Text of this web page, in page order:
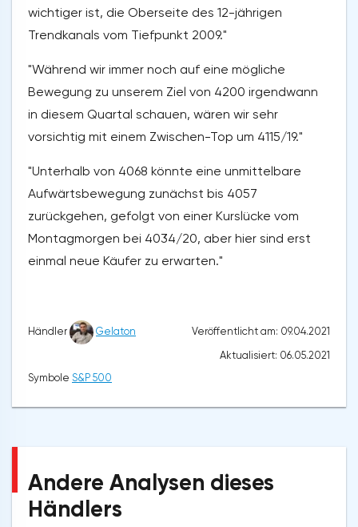
wichtiger ist, die Oberseite des 12-jährigen
Trendkanals vom Tiefpunkt 2009."
"Während wir immer noch auf eine mögliche
Bewegung zu unserem Ziel von 4200 irgendwann
in diesem Quartal schauen, wären wir sehr
vorsichtig mit einem Zwischen-Top um 4115/19."
"Unterhalb von 4068 könnte eine unmittelbare
Aufwärtsbewegung zunächst bis 4057
zurückgehen, gefolgt von einer Kurslücke vom
Montagmorgen bei 4034/20, aber hier sind erst
einmal neue Käufer zu erwarten."
Händler Gelaton
Veröffentlicht am: 09.04.2021
Aktualisiert: 06.05.2021
Symbole S&P 500
Andere Analysen dieses
Händlers